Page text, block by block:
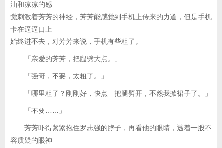
油和凉凉的感
觉刺激着芳芳的神经，芳芳能感觉到手机上传来的力道，但是手机
卡在逼逼口上
始终进不去，对芳芳来说，手机有些粗了。
「亲爱的芳芳，把腿劈大点。」
「强哥，不要，太粗了。」
「哪里粗了？刚刚好，快点！把腿劈开，不然我掀裙子了。」
「不要……」
芳芳吓得紧紧抱住罗志强的脖子，再看他的眼睛，透着一股不
容质疑的眼神